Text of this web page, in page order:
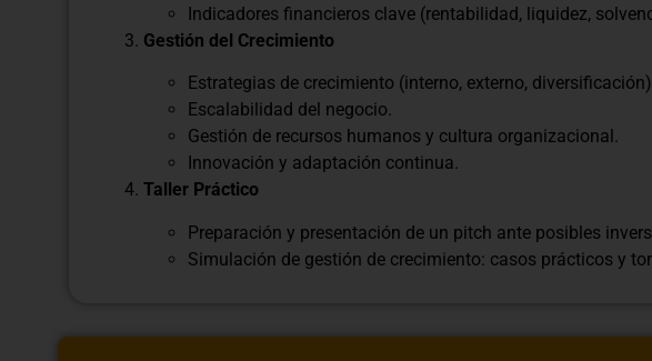
Indicadores financieros clave (rentabilidad, liquidez,
Gestión del Crecimiento
Estrategias de crecimiento (interno, externo,
Escalabilidad del negocio.
Gestión de recursos humanos y cultura organizacional.
Innovación y adaptación continua.
Taller Práctico
Preparación y presentación de un pitch ante posibles
Simulación de gestión de crecimiento: casos prácticos y